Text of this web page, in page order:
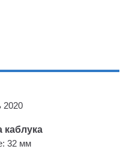
2020
каблука
32 мм